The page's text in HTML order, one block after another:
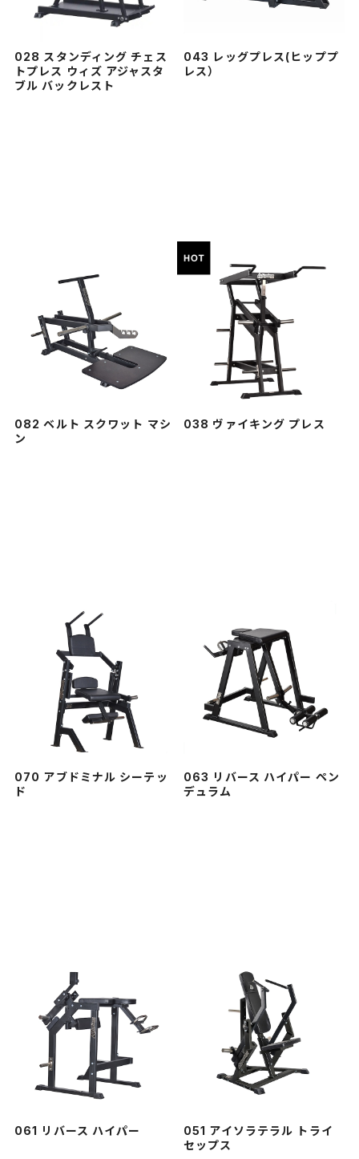
028 スタンディング チェス
トプレス ウィズ アジャスタ
ブル バックレスト
043 レッグプレス(ヒッププ
レス）
082 ベルト スクワット マシ
ン
038 ヴァイキング プレス
070 アブドミナル シーテッ
ド
063 リバース ハイパー ペン
デュラム
061 リバース ハイパー
051 アイソラテラル トライ
セップス